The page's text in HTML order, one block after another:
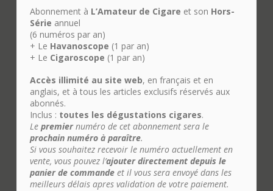
Abonnement à L’Amateur de Cigare et son Hors-
Série annuel
(6 numéros par an)
+ Le Havanoscope (1 par an)
+ Le Cigaroscope (1 par an)
Accès illimité au site web, en français et en
anglais, et à tous les articles exclusifs réservés aux
abonnés.
Inclus : toutes les dégustations cigares.
Le premiernuméro de cet abonnement sera le
prochain numéro à paraître.
Si vous souhaitez recevoir le numéro actuellement en
vente, vous pouvez l’ajouter directement depuis le
panier de commandeet il vous sera envoyé dans les
meilleurs délais apres validation de votre paiement.